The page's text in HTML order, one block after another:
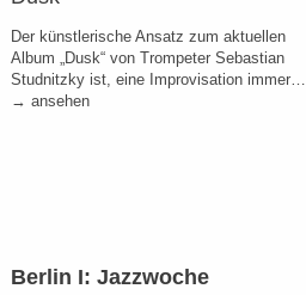
Der künstlerische Ansatz zum aktuellen
Album „Dusk“ von Trompeter Sebastian
Studnitzky ist, eine Improvisation immer…
→ ansehen
Berlin I: Jazzwoche